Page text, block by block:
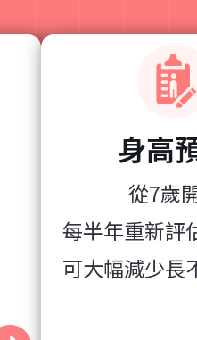
身高
從7歲
每半年重新評
可大幅減少長